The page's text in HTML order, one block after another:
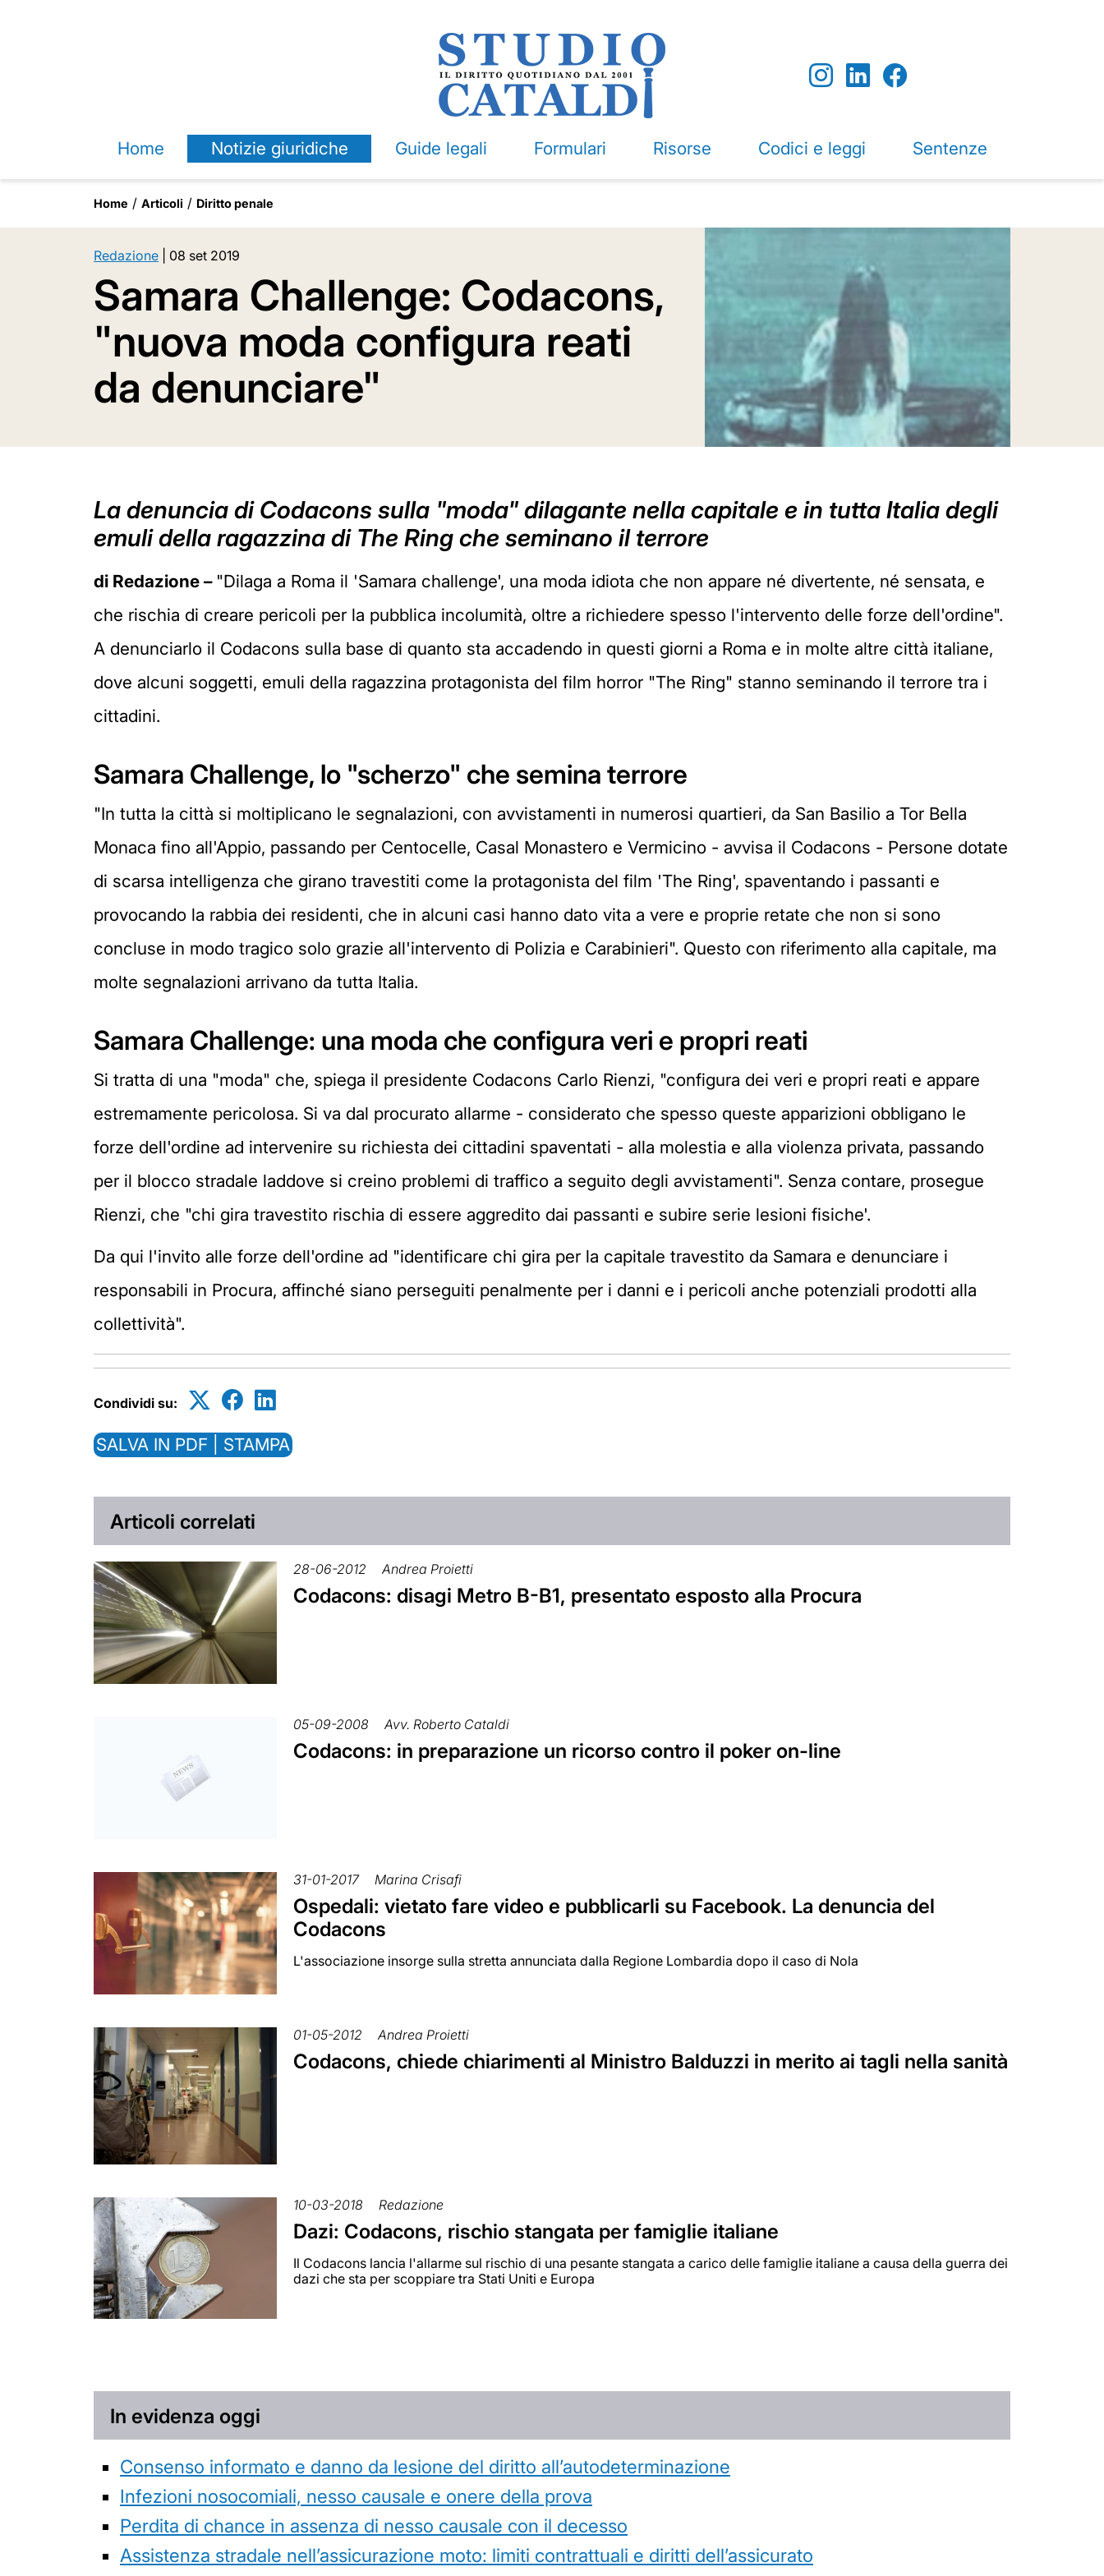
Home Notizie giuridiche Guide legali Formulari Risorse Codici e leggi Sentenze
Home Articoli Diritto penale
Redazione 08 set 2019
Samara Challenge: Codacons,
"nuova moda configura reati
da denunciare"
La denuncia di Codacons sulla "moda" dilagante nella capitale e in tutta Italia degli
emuli della ragazzina di The Ring che seminano il terrore
di Redazione – "Dilaga a Roma il 'Samara challenge', una moda idiota che non appare né divertente, né sensata, e
che rischia di creare pericoli per la pubblica incolumità, oltre a richiedere spesso l'intervento delle forze dell'ordine".
A denunciarlo il Codacons sulla base di quanto sta accadendo in questi giorni a Roma e in molte altre città italiane,
dove alcuni soggetti, emuli della ragazzina protagonista del film horror "The Ring" stanno seminando il terrore tra i
cittadini.
Samara Challenge, lo "scherzo" che semina terrore
"In tutta la città si moltiplicano le segnalazioni, con avvistamenti in numerosi quartieri, da San Basilio a Tor Bella
Monaca fino all'Appio, passando per Centocelle, Casal Monastero e Vermicino - avvisa il Codacons - Persone dotate
di scarsa intelligenza che girano travestiti come la protagonista del film 'The Ring', spaventando i passanti e
provocando la rabbia dei residenti, che in alcuni casi hanno dato vita a vere e proprie retate che non si sono
concluse in modo tragico solo grazie all'intervento di Polizia e Carabinieri". Questo con riferimento alla capitale, ma
molte segnalazioni arrivano da tutta Italia.
Samara Challenge: una moda che configura veri e propri reati
Si tratta di una "moda" che, spiega il presidente Codacons Carlo Rienzi, "configura dei veri e propri reati e appare
estremamente pericolosa. Si va dal procurato allarme - considerato che spesso queste apparizioni obbligano le
forze dell'ordine ad intervenire su richiesta dei cittadini spaventati - alla molestia e alla violenza privata, passando
per il blocco stradale laddove si creino problemi di traffico a seguito degli avvistamenti". Senza contare, prosegue
Rienzi, che "chi gira travestito rischia di essere aggredito dai passanti e subire serie lesioni fisiche'.
Da qui l'invito alle forze dell'ordine ad "identificare chi gira per la capitale travestito da Samara e denunciare i
responsabili in Procura, affinché siano perseguiti penalmente per i danni e i pericoli anche potenziali prodotti alla
collettività".
Condividi su:
SALVA IN PDF | STAMPA
Articoli correlati
28-06-2012 Andrea Proietti
Codacons: disagi Metro B-B1, presentato esposto alla Procura
05-09-2008 Avv. Roberto Cataldi
Codacons: in preparazione un ricorso contro il poker on-line
31-01-2017 Marina Crisafi
Ospedali: vietato fare video e pubblicarli su Facebook. La denuncia del
Codacons
L'associazione insorge sulla stretta annunciata dalla Regione Lombardia dopo il caso di Nola
01-05-2012 Andrea Proietti
Codacons, chiede chiarimenti al Ministro Balduzzi in merito ai tagli nella sanità
10-03-2018 Redazione
Dazi: Codacons, rischio stangata per famiglie italiane
Il Codacons lancia l'allarme sul rischio di una pesante stangata a carico delle famiglie italiane a causa della guerra dei
dazi che sta per scoppiare tra Stati Uniti e Europa
In evidenza oggi
Consenso informato e danno da lesione del diritto all’autodeterminazione
Infezioni nosocomiali, nesso causale e onere della prova
Perdita di chance in assenza di nesso causale con il decesso
Assistenza stradale nell’assicurazione moto: limiti contrattuali e diritti dell’assicurato